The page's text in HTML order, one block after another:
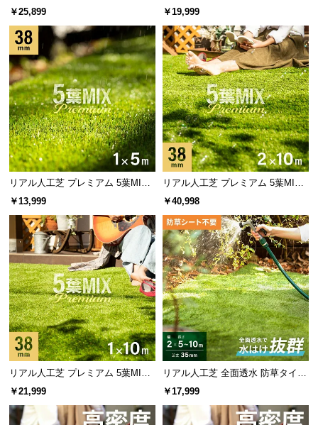
中央に芯のない葉はしなやかで柔らかい触り心地。
密集させることでへたりにくさを両立しました。
当社プロトタイプ 当商品
芯あり
折り曲げてもすぐに元に戻る形状
芯なし
柔らかく天然芝に近い質感
超高密度で抜群のクッション性
約92万本/㎡の超高密度でクッション性アップ！芝本
数を増やすことで耐久度も増し、美しい緑を保ちま
す。
X・質感をさらに追求 芝丈38mm 2
￥25,899
ド 高耐久タイプ・質感を追求 芝丈
￥19,999
リアル人工芝 プレミアム 5葉MI
X・質感をさらに追求 芝丈38mm 1
￥13,999
リアル人工芝 プレミアム 5葉MI
X・質感をさらに追求 芝丈38mm 2
￥40,998
リアル人工芝 プレミアム 5葉MI
X・質感をさらに追求 芝丈38mm 1
￥21,999
リアル人工芝 全面透水 防草タイプ
芝丈35mm 2×5~10m
￥17,999